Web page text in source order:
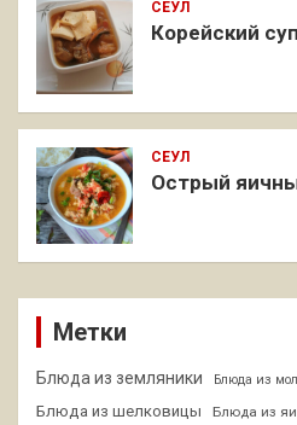
СЕУЛ
Корейский
СЕУЛ
Острый
Метки
Блюда из земляники Блюда из
Блюда из шелковицы Блюда из